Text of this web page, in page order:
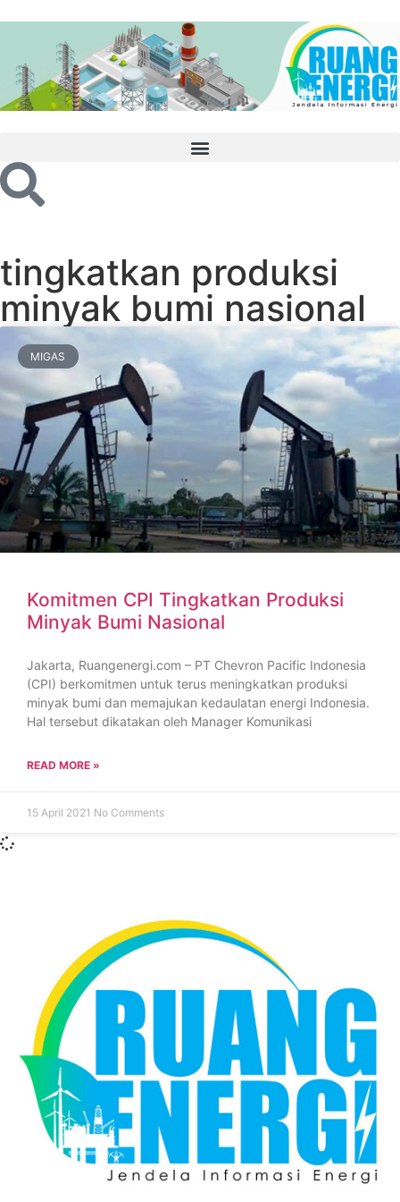
tingkatkan produksi
minyak bumi nasional
MIGAS
Komitmen CPI Tingkatkan Produksi
Minyak Bumi Nasional
Jakarta, Ruangenergi.com – PT Chevron Pacific Indonesia
(CPI) berkomitmen untuk terus meningkatkan produksi
minyak bumi dan memajukan kedaulatan energi Indonesia.
Hal tersebut dikatakan oleh Manager Komunikasi
READ MORE »
15 April 2021 No Comments